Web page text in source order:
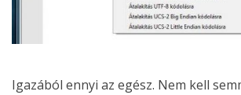
Igazából ennyi az egész. Nem kell